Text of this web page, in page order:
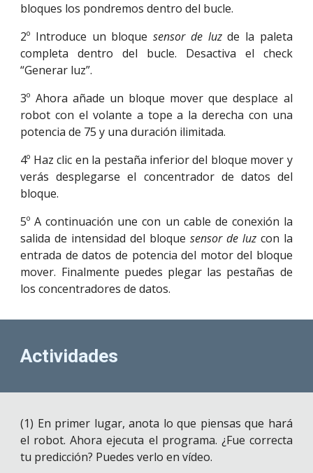
bloques los pondremos dentro del bucle.
2º Introduce un bloquesensor de luzde la paleta
completa dentro del bucle. Desactiva el check
“Generar luz”.
3º Ahora añade un bloque mover que desplace al
robot con el volante a tope a la derecha con una
potencia de 75 y una duración ilimitada.
4º Haz clic en la pestaña inferior del bloque mover y
verás desplegarse el concentrador de datos del
bloque.
5º A continuación une con un cable de conexión la
salida de intensidad del bloque sensor de luzcon la
entrada de datos de potencia del motor del bloque
mover. Finalmente puedes plegar las pestañas de
los concentradores de datos.
Actividades
(1) En primer lugar, anota lo que piensas que hará
el robot. Ahora ejecuta el programa. ¿Fue correcta
tu predicción? Puedes verlo en vídeo.